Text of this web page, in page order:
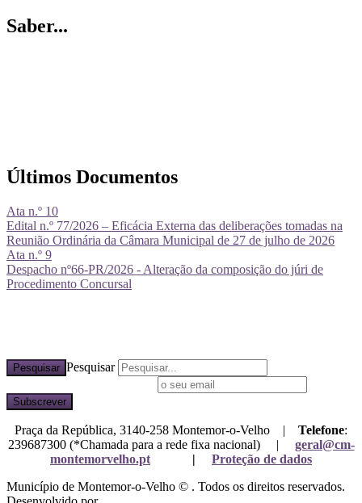
Saber...
Últimos Documentos
Ata n.º 10
Edital n.º 77/2026 – Eficácia Externa das deliberações tomadas na
Reunião Ordinária da Câmara Municipal de 27 de julho de 2026
Ata n.º 9
Despacho nº66-PR/2026 - Alteração da composição do júri de
Procedimento Concursal
Pesquisar Pesquisar
Praça da República, 3140-258 Montemor-o-Velho | Telefone:
239687300 (*Chamada para a rede fixa nacional) | geral@cm-
montemorvelho.pt
| Proteção de dados
Município de Montemor-o-Velho © . Todos os direitos reservados.